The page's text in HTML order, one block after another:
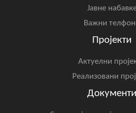
Јавне
Важни
Пројекти
Актуелни
Реализовани
Документи